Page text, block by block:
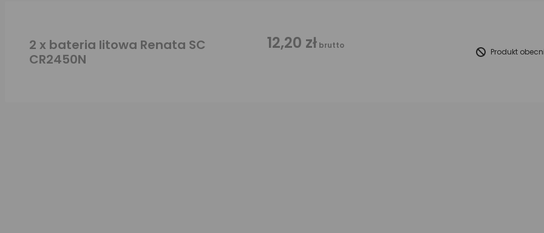
2 x bateria litowa Renata SC
CR2450N
12,20 zł brutto
Produkt